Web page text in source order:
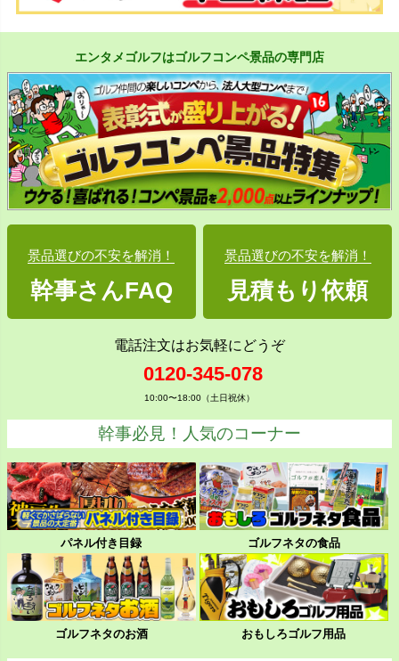
エンタメゴルフはゴルフコンペ景品の専門店
景品選びの不安を解消！
幹事さんFAQ
景品選びの不安を解消！
見積もり依頼
電話注文はお気軽にどうぞ
0120-345-078
10:00〜18:00（土日祝休）
幹事必見！人気のコーナー
パネル付き目録 ゴルフネタの食品
ゴルフネタのお酒 おもしろゴルフ用品